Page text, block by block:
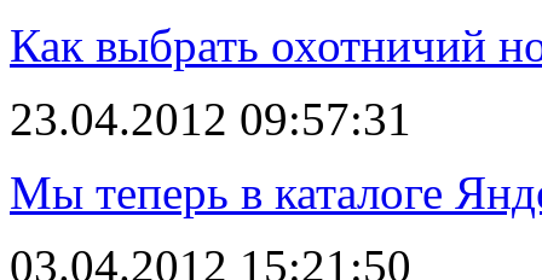
Как выбрать охотничий
23.04.2012 09:57:31
Мы теперь в каталоге
03.04.2012 15:21:50